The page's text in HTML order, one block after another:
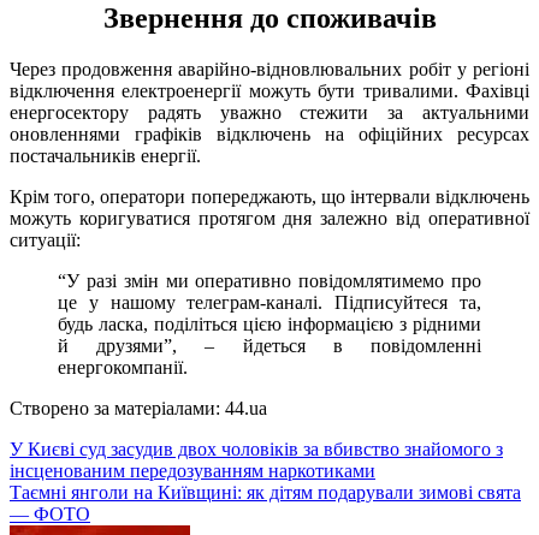
Звернення до споживачів
Через продовження аварійно-відновлювальних робіт у регіоні
відключення електроенергії можуть бути тривалими. Фахівці
енергосектору радять уважно стежити за актуальними
оновленнями графіків відключень на офіційних ресурсах
постачальників енергії.
Крім того, оператори попереджають, що інтервали відключень
можуть коригуватися протягом дня залежно від оперативної
ситуації:
“У разі змін ми оперативно повідомлятимемо про
це у нашому телеграм-каналі. Підписуйтеся та,
будь ласка, поділіться цією інформацією з рідними
й друзями”, – йдеться в повідомленні
енергокомпанії.
Створено за матеріалами: 44.ua
Навігація
записів
У Києві суд засудив двох чоловіків за вбивство знайомого з
інсценованим передозуванням наркотиками
Таємні янголи на Київщині: як дітям подарували зимові свята
— ФОТО